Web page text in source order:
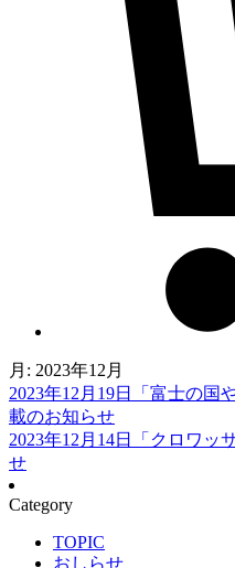
月: 2023年12月
2023年12月19日
「富士の国
載のお知らせ
2023年12月14日
「クロワッ
せ
Category
TOPIC
おしらせ